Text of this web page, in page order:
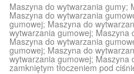
Maszyna do wytwarzania gumy;
Maszyna do wytwarzania
gumowej; Maszyna do
wytwarzania gumowej; Maszyna
Maszyna do wytwarzania
gumowej; Maszyna do
wytwarzania gumowej; Maszyna
zamkniętym tłoczeniem pod